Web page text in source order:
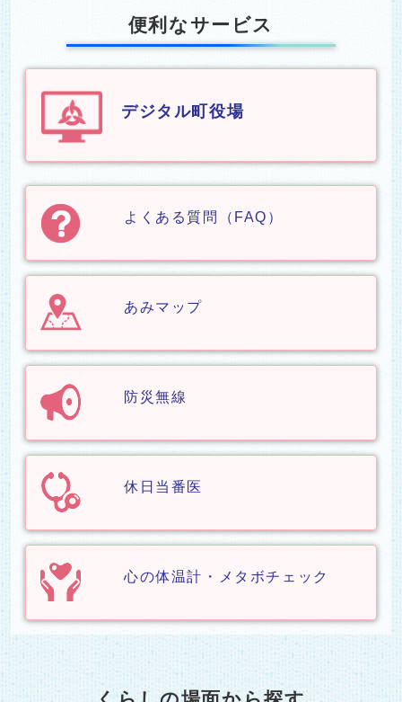
便利なサービス
デジタル町役場
その他の便利なサービス
よくある質問（FAQ）
あみマップ
防災無線
休日当番医
心の体温計・メタボチェック